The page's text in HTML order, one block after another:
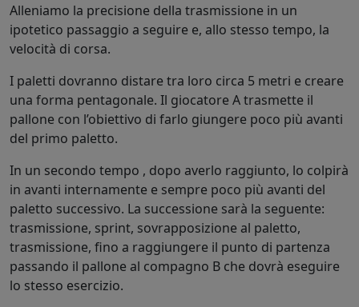
Alleniamo la precisione della trasmissione in un
ipotetico passaggio a seguire e, allo stesso tempo, la
velocità di corsa.
I paletti dovranno distare tra loro circa 5 metri e creare
una forma pentagonale. Il giocatore A trasmette il
pallone con l’obiettivo di farlo giungere poco più avanti
del primo paletto.
In un secondo tempo , dopo averlo raggiunto, lo colpirà
in avanti internamente e sempre poco più avanti del
paletto successivo. La successione sarà la seguente:
trasmissione, sprint, sovrapposizione al paletto,
trasmissione, fino a raggiungere il punto di partenza
passando il pallone al compagno B che dovrà eseguire
lo stesso esercizio.